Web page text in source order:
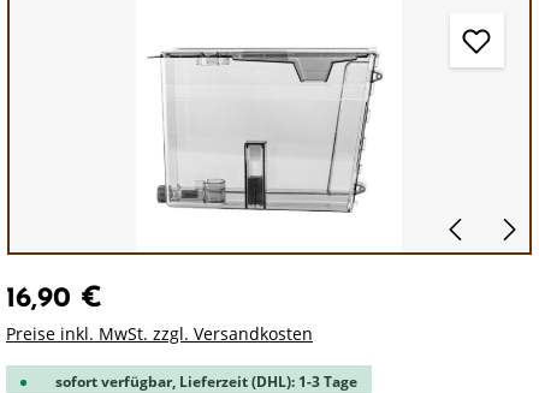
16,90 €
Preise inkl. MwSt. zzgl. Versandkosten
sofort verfügbar, Lieferzeit (DHL): 1-3 Tage